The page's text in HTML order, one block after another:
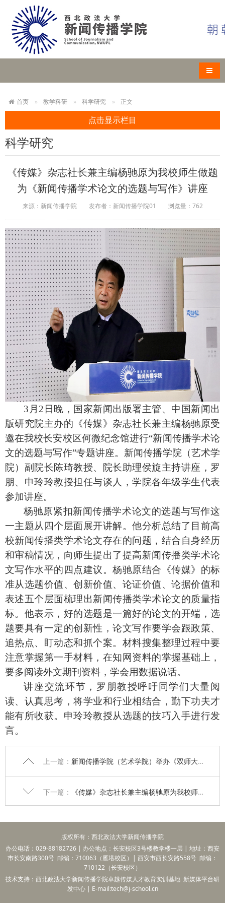
导航
首页 教学科研 科学研究 正文
点击显示栏目
科学研究
《传媒》杂志社长兼主编杨驰原为我校师生做题
为《新闻传播学术论文的选题与写作》讲座
来源：新闻传播学院 发布者：新闻传播学院01 浏览量： 762
3 月 2 日晚，国家新闻出版署主管、中国新闻出
版研究院主办的《传媒》杂志社长兼主编杨驰原受
邀在我校长安校区何微纪念馆进行“新闻传播学术论
文的选题与写作”专题讲座。新闻传播学院（艺术学
院）副院长陈琦教授、院长助理侯旋主持讲座，罗
朋、申玲玲教授担任与谈人，学院各年级学生代表
参加讲座。
杨驰原紧扣新闻传播学术论文的选题与写作这
一主题从四个层面展开讲解。他分析总结了目前高
校新闻传播类学术论文存在的问题，结合自身经历
和审稿情况，向师生提出了提高新闻传播类学术论
文写作水平的四点建议。杨驰原结合《传媒》的标
准从选题价值、创新价值、论证价值、论据价值和
表述五个层面梳理出新闻传播类学术论文的质量指
标。他表示，好的选题是一篇好的论文的开端，选
题要具有一定的创新性，论文写作要学会跟政策、
追热点、盯动态和抓个案。材料搜集整理过程中要
注意掌握第一手材料，在知网资料的掌握基础上，
要多阅读外文期刊资料，学会用数据说话。
讲座交流环节，罗朋教授呼吁同学们大量阅
读、认真思考，将学业和行业相结合，勤下功夫才
能有所收获。申玲玲教授从选题的技巧入手进行发
言。
上一篇： 新闻传播学院（艺术学院）举办《双师大讲堂》第二讲之5G时代的科技创新与学科融合线下讲座
下一篇： 《传媒》杂志社长兼主编杨驰原为我校师生做题为《我国媒体融合的最新态势与未来发展》讲座
版权所有：西北政法大学新闻传播学院
办公电话：029-88182726 | 办公地点：长安校区3号楼教学楼一层 | 地址：西安
市长安南路300号 邮编：710063（雁塔校区）| 西安市西长安路558号 邮编：
710122（长安校区）
技术支持：西北政法大学新闻传播学院卓越传媒人才教育实训基地 新媒体平台研
发中心 | E-mail:tech@j-school.cn